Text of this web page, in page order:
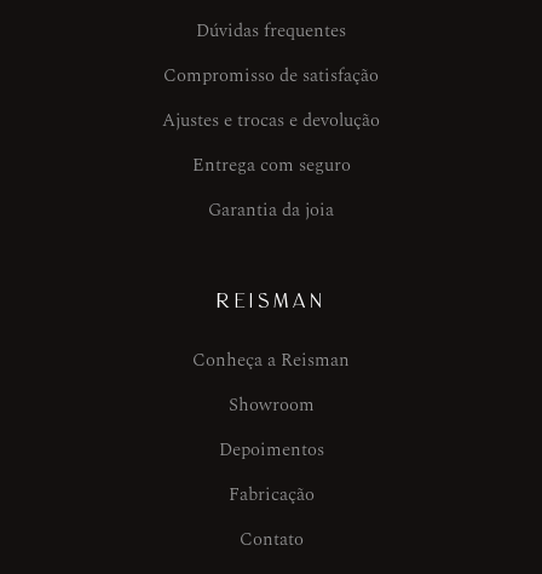
Dúvidas frequentes
Compromisso de satisfação
Ajustes e trocas e devolução
Entrega com seguro
Garantia da joia
REISMAN
Conheça a Reisman
Showroom
Depoimentos
Fabricação
Contato